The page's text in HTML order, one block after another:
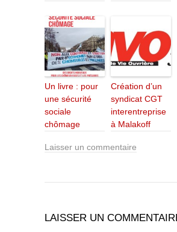
Un livre : pour
une sécurité
sociale
chômage
Création d’un
syndicat CGT
interentreprise
à Malakoff
Laisser un commentaire
LAISSER UN